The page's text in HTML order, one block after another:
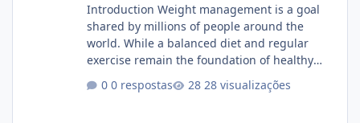
Introduction Weight management is a goal
shared by millions of people around the
world. While a balanced diet and regular
exercise remain the foundation of healthy
dietary supplements for additional support.
0 respostas 28 visualizações